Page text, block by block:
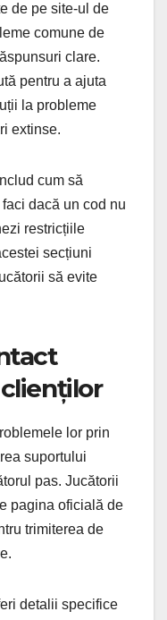
de pe site-ul de
comune de
clare.
pentru a ajuta
la probleme
extinse.
cum să
dacă un cod nu
restricțiile
secțiuni
să evite
lor prin
suportului
pas. Jucătorii
pagina oficială de
trimiterea de
detalii specifice